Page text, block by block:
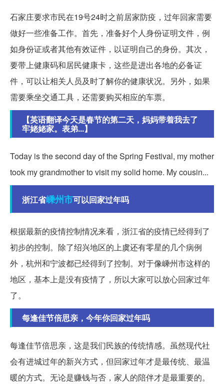
石家庄要求市民在19号24时之前居家防疫，过年回家需要
做好一些准备工作。首先，准备好个人身份证明文件，例
如身份证或者其他有效证件，以证明自己的身份。其次，
要带上健康码和居民健康卡，这些是进出各地的必备证
件，可以让相关人员及时了解你的健康状况。另外，如果
需要乘坐交通工具，还需要购买相应的车票。
【英语翻译今天是春节的第二天，妈妈带着我去了
牢姥姥家。表弟...】
Today is the second day of the Spring Festival, my mother
took my grandmother to visit my solid home. My cousin...
浙江省嵊州市可以回家过年吗
根据最新的疫情控制情况来看，浙江省的疫情已经得到了
初步的控制。除了绍兴地区的上虞还有零星的几个病例
外，杭州和宁波都已经得到了控制。对于像嵊州市这样的
地区，基本上是没有疫情了，所以大家可以放心回家过年
了。
每逢佳节倍思亲，今年你回家过年吗
每逢佳节倍思亲，这是我们民族的传统情感。虽然现代社
会有进城过年的新兴方式，但回家过年才是最传统、最温
暖的方式。无论是赚钱与否，家人的陪伴才是最重要的。